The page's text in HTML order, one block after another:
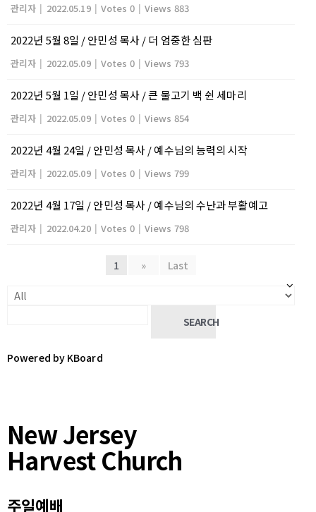
관리자 | 2022.05.19 | Votes 0 | Views 883
2022년 5월 8일 / 안민성 목사 / 더 엄중한 심판
관리자 | 2022.05.09 | Votes 0 | Views 793
2022년 5월 1일 / 안민성 목사 / 큰 물고기 백 쉰 세마리
관리자 | 2022.05.09 | Votes 0 | Views 854
2022년 4월 24일 / 안민성 목사 / 예수님의 능력의 시작
관리자 | 2022.05.09 | Votes 0 | Views 799
2022년 4월 17일 / 안민성 목사 / 예수님의 수난과 부활예고
관리자 | 2022.04.20 | Votes 0 | Views 798
1 » Last
SEARCH
Powered by KBoard
New Jersey
Harvest Church
주일예배